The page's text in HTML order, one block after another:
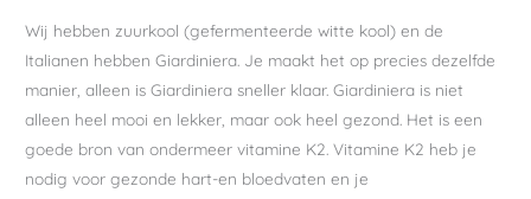
Wij hebben zuurkool (gefermenteerde witte kool) en de
Italianen hebben Giardiniera. Je maakt het op precies dezelfde
manier, alleen is Giardiniera sneller klaar. Giardiniera is niet
alleen heel mooi en lekker, maar ook heel gezond. Het is een
goede bron van ondermeer vitamine K2. Vitamine K2 heb je
nodig voor gezonde hart-en bloedvaten en je